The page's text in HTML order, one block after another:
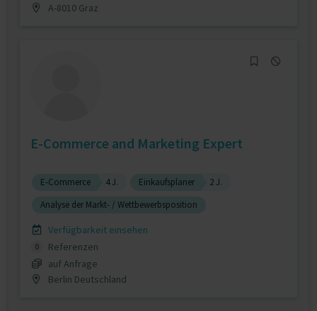
A-8010 Graz
E-Commerce and Marketing Expert
E-Commerce 4 J. Einkaufsplaner
2 J.
Analyse der Markt- / Wettbewerbsposition
Verfügbarkeit einsehen
0
Referenzen
auf Anfrage
Berlin Deutschland